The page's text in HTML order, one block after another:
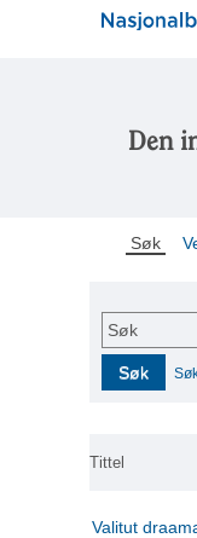
Den
Søk
Søk
Søk
Tittel
Valitut